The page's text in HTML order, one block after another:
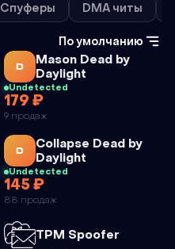
Спуферы DMA читы
По умолчанию
D Чит
Mason Dead by
Daylight
MASON
DEAD BY
DAYLIGHT
Undetected
179 ₽
9 продаж
D Чит
Collapse Dead by
Daylight
COLLAPSE
DAYLIGHT
Undetected
145 ₽
88 продаж
Чит
TPM Spoofer